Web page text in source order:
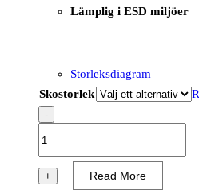
Lämplig i ESD miljöer
Storleksdiagram
Skostorlek
-
I-+ Read More